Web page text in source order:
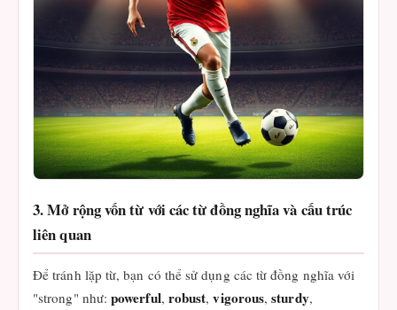
3. Mở rộng vốn từ với các từ đồng nghĩa và cấu trúc
liên quan
Để tránh lặp từ, bạn có thể sử dụng các từ đồng nghĩa với
"strong" như:powerful, robust,vigorous,sturdy,